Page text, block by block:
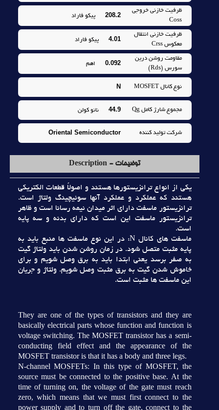
ظرفيت خازني خروجي
Coss
208.2 پيکو فاراد
ظرفيت خازني انتقال
معکوس Crss
4.01 پيکو فاراد
مقاومت روشن درين
سورس (Rds)
0.092 اهم
نوع کانال MOSFET N
مجموع شارژ کامل Qg 44.9 نانو کولن
شرکت توليد کننده Oriental Semiconductor
توضیحات - Description
يکي از انواع ترانزيستورها هستند و اصولاً قطعات الکتريکي
هستند که عملکرد و عملکرد آنها سوئيچينگ ولتاژ است.
ترانزيستور ماسفت داراي اثر ميدان نيمه رسانا است و ظاهر
ترانزيستور ماسفت اين است که داراي بدنه و سه پايه
است.
ماسفت هاي کانال N: در اين نوع ماسفت ها منبع بايد به
پايه مثبت متصل شود. در زمان روشن شدن بايد ولتاژ گيت
به صفر برسد يعني ابتدا بايد به برق وصل شويم و براي
خاموش شدن گيت به برق مثبت وصل شويم. ولتاژ و جريان
اين ماسفت ها مثبت است.
They are one of the types of transistors and they are
basically electrical parts whose function and function is
voltage switching. The MOSFET transistor has a semi-
conducting field effect and the appearance of the
MOSFET transistor is that it has a body and three legs.
N-channel MOSFETs: In this type of MOSFET, the
source must be connected to the positive base. At the
time of turning on, the voltage of the gate must reach
zero, which means that we must first connect to the
power supply and to turn off the gate, connect to the